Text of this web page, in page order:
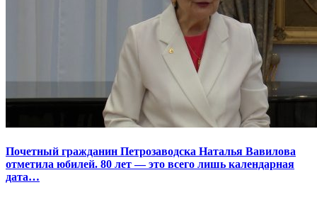
Почетный гражданин Петрозаводска Наталья Вавилова
отметила юбилей. 80 лет — это всего лишь календарная
дата…